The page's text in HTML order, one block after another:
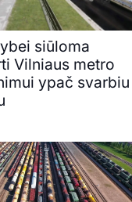
siūloma
Vilniaus metro
ypač svarbiu